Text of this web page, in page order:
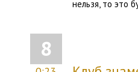
нельзя, то это
8